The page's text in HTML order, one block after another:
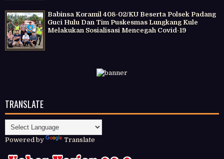
Babinsa Koramil 408-02/KU Beserta Polsek Padang
Guci Hulu Dan Tim Puskesmas Lungkang Kule
Melakukan Sosialisasi Mencegah Covid-19
TRANSLATE
Powered by Translate